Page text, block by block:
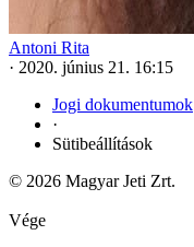
Antoni Rita
· 2020. június 21. 16:15
Jogi dokumentumok
·
Sütibeállítások
© 2026 Magyar Jeti Zrt.
Vége